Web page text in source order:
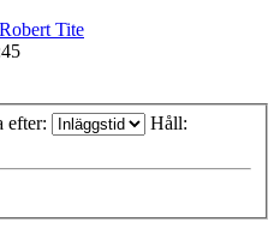
Robert Tite
efter: Håll: